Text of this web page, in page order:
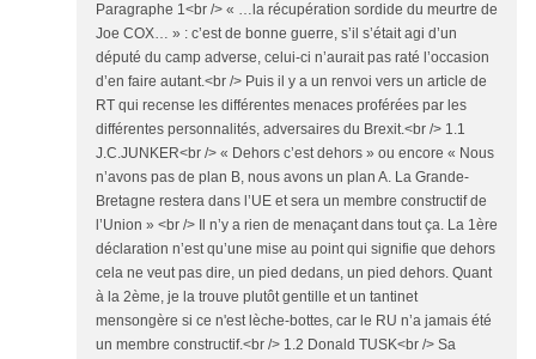
Paragraphe 1<br /> « …la récupération sordide du meurtre de
Joe COX… » : c’est de bonne guerre, s’il s’était agi d’un
député du camp adverse, celui-ci n’aurait pas raté l’occasion
d’en faire autant.<br /> Puis il y a un renvoi vers un article de
RT qui recense les différentes menaces proférées par les
différentes personnalités, adversaires du Brexit.<br /> 1.1
J.C.JUNKER<br /> « Dehors c’est dehors » ou encore « Nous
n’avons pas de plan B, nous avons un plan A. La Grande-
Bretagne restera dans l’UE et sera un membre constructif de
l’Union » <br /> Il n’y a rien de menaçant dans tout ça. La 1ère
déclaration n’est qu’une mise au point qui signifie que dehors
cela ne veut pas dire, un pied dedans, un pied dehors. Quant
à la 2ème, je la trouve plutôt gentille et un tantinet
mensongère si ce n'est lèche-bottes, car le RU n’a jamais été
un membre constructif.<br /> 1.2 Donald TUSK<br /> Sa